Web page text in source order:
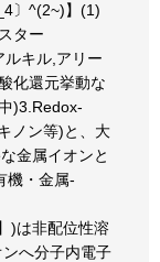
〕^(2~)】(1)
ター
ルキル,アリー
化還元挙動な
)3.Redox-
ノン等)と、大
金属イオンと
機・金属-
)は非配位性溶
へ分子内電子